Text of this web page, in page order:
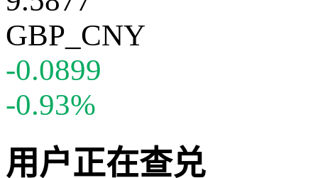
GBP_CNY
-0.0899
-0.93%
用户正在查兑